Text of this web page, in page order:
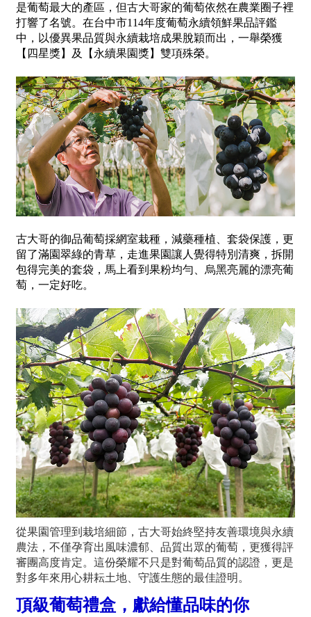
是葡萄最大的產區，但古大哥家的葡萄依然在農業圈子裡
打響了名號。在台中市114年度葡萄永續領鮮果品評鑑
中，以優異果品質與永續栽培成果脫穎而出，一舉榮獲
【四星獎】及【永續果園獎】雙項殊榮。
古大哥的御品葡萄採網室栽種，減藥種植、套袋保護，更
留了滿園翠綠的青草，走進果園讓人覺得特別清爽，拆開
包得完美的套袋，馬上看到果粉均勻、烏黑亮麗的漂亮葡
萄，一定好吃。
從果園管理到栽培細節，古大哥始終堅持友善環境與永續
農法，不僅孕育出風味濃郁、品質出眾的葡萄，更獲得評
審團高度肯定。這份榮耀不只是對葡萄品質的認證，更是
對多年來用心耕耘土地、守護生態的最佳證明。
頂級葡萄禮盒，獻給懂品味的你